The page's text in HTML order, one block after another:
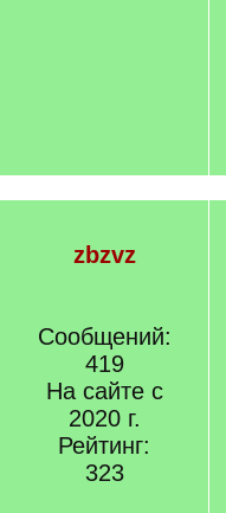
zbzvz
Сообщений:
419
На сайте с
2020 г.
Рейтинг:
323